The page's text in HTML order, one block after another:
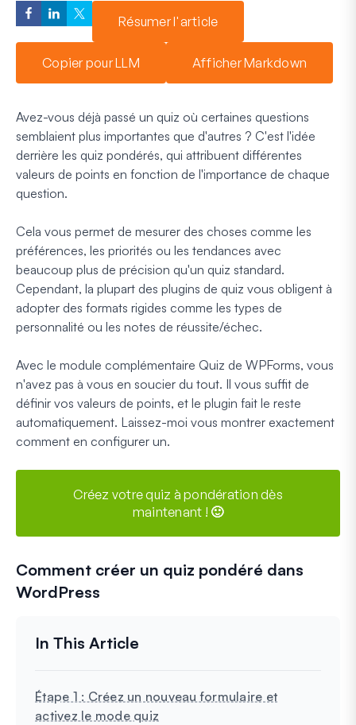
Résumer l'article
Copier pour LLM Afficher Markdown
Avez-vous déjà passé un quiz où certaines questions
semblaient plus importantes que d'autres ? C'est l'idée
derrière les quiz pondérés, qui attribuent différentes
valeurs de points en fonction de l'importance de chaque
question.
Cela vous permet de mesurer des choses comme les
préférences, les priorités ou les tendances avec
beaucoup plus de précision qu'un quiz standard.
Cependant, la plupart des plugins de quiz vous obligent à
adopter des formats rigides comme les types de
personnalité ou les notes de réussite/échec.
Avec le module complémentaire Quiz de WPForms, vous
n'avez pas à vous en soucier du tout. Il vous suffit de
définir vos valeurs de points, et le plugin fait le reste
automatiquement. Laissez-moi vous montrer exactement
comment en configurer un.
Créez votre quiz à pondération dès
maintenant ! 🙂
Comment créer un quiz pondéré dans
WordPress
Étape 1 : Créez un nouveau formulaire et
activez le mode quiz